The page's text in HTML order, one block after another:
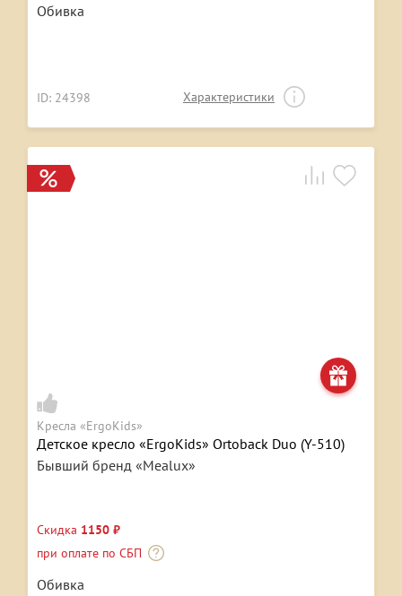
Обивка
ID: 24398 Характеристики
Кресла «ErgoKids»
Детское кресло «ErgoKids» Ortoback Duo (Y-510)
Бывший бренд «Mealux»
Скидка 1150 ₽
при оплате по СБП
Обивка